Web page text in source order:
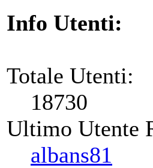
Info Utenti:
Totale Utenti:
18730
Ultimo Utente
albans81